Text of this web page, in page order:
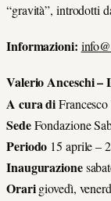
“gravità”, introdotti
Informazioni:
Valerio Anceschi –
A cura di
SedeFondazione
Periodo 15 aprile –
Inaugurazione
Orarigiovedì,